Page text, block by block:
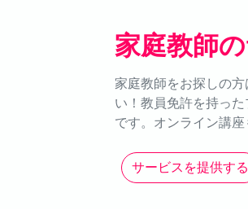
家庭教師
家庭教師をお探しの
い！教員免許を持っ
です。オンライン講
サービスを提供する